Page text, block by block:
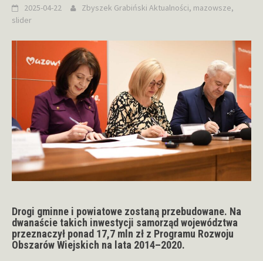
2025-04-22 Zbyszek Grabiński Aktualności, mazowsze,
slider
Drogi gminne i powiatowe zostaną przebudowane. Na
dwanaście takich inwestycji samorząd województwa
przeznaczył ponad 17,7 mln zł z Programu Rozwoju
Obszarów Wiejskich na lata 2014–2020.